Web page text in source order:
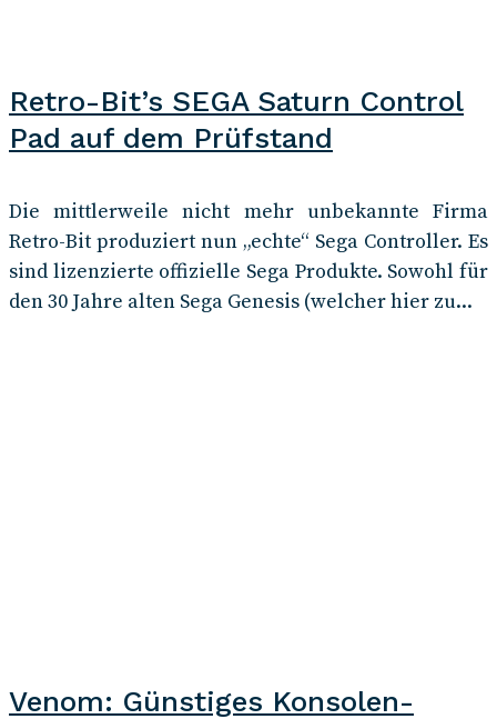
Retro-Bit’s SEGA Saturn Control
Pad auf dem Prüfstand
Die mittlerweile nicht mehr unbekannte Firma
Retro-Bit produziert nun „echte“ Sega Controller. Es
sind lizenzierte offizielle Sega Produkte. Sowohl für
den 30 Jahre alten Sega Genesis (welcher hier zu...
Venom: Günstiges Konsolen-